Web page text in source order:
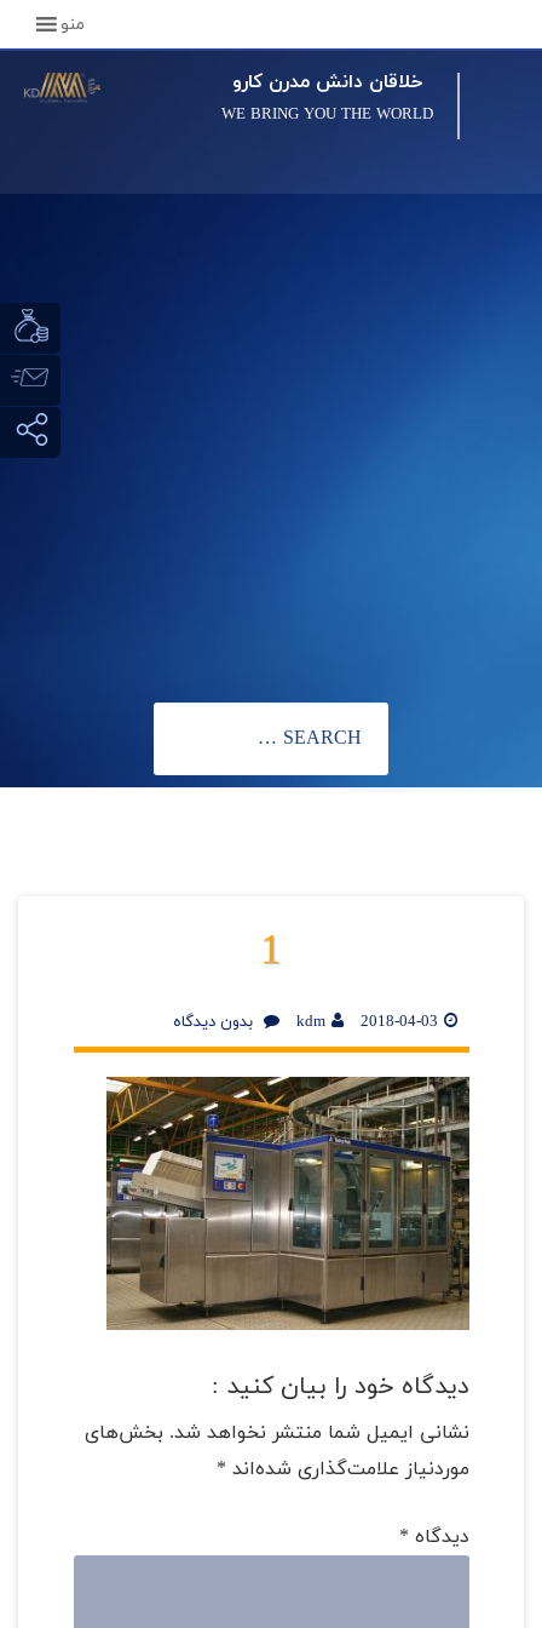
خلاقان دانش مدرن کارو
WE BRING YOU THE WORLD
منو
1
2018-04-03
kdm بدون دیدگاه
دیدگاه خود را بیان کنید :
نشانی ایمیل شما منتشر نخواهد شد. بخش‌های
موردنیاز علامت‌گذاری شده‌اند *
دیدگاه *